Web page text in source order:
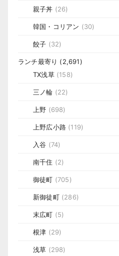
親子丼 (26)
韓国・コリアン (30)
餃子 (32)
ランチ最寄り (2,691)
TX浅草(158)
三ノ輪 (22)
上野 (698)
上野広小路 (119)
入谷 (74)
南千住 (2)
御徒町 (705)
新御徒町(286)
末広町 (5)
根津 (29)
浅草 (298)